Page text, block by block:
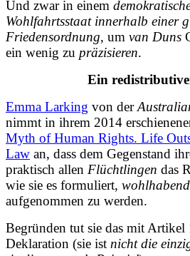
Und zwar in einem
Wohlfahrtsstaat innerhalb einer
Friedensordnung, um van Duns
ein wenig zu präzisieren.
Ein
Emma Larking von der
nimmt in ihrem 2014
Myth ofHuman Rights. Life
Law an, dass dem Gegenstand
praktisch allen Flüchtlingen das
wie sie es formuliert,
aufgenommen zu werden.
Begründen tut sie das mit
Deklaration (sie ist nicht die